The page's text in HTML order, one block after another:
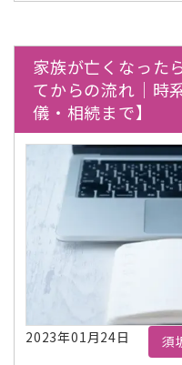
家族が亡くなった
てからの流れ｜時
儀・相続まで】
2023年01月24日 須